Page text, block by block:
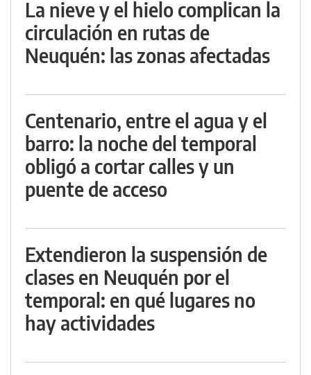
La nieve y el hielo complican la
circulación en rutas de
Neuquén: las zonas afectadas
Centenario, entre el agua y el
barro: la noche del temporal
obligó a cortar calles y un
puente de acceso
Extendieron la suspensión de
clases en Neuquén por el
temporal: en qué lugares no
hay actividades